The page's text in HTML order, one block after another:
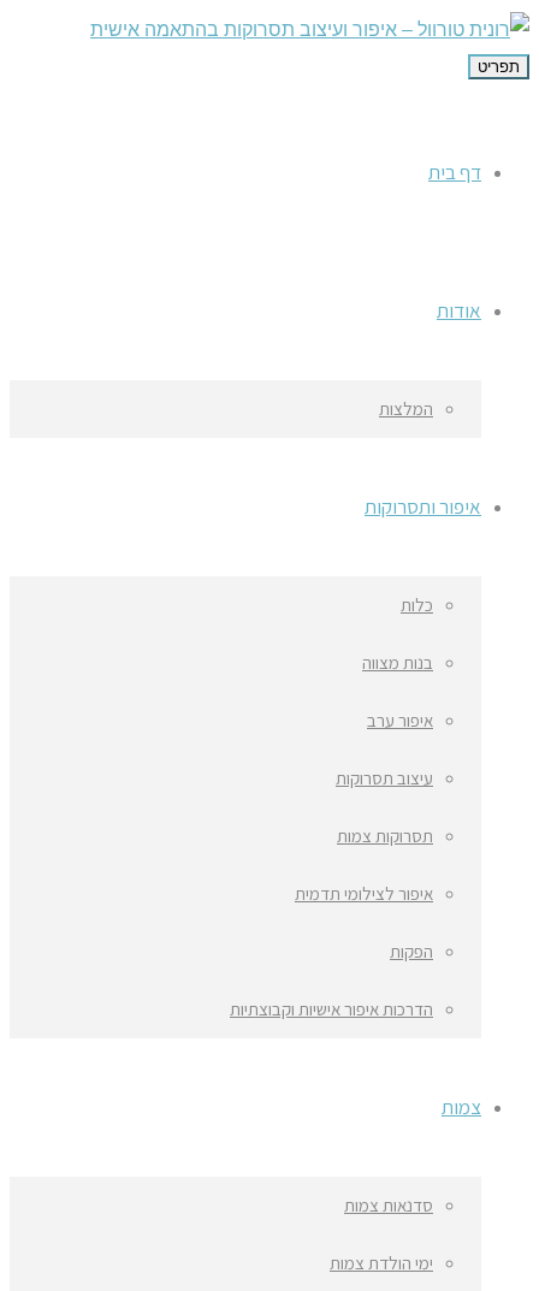
תפריט
דף בית
אודות
המלצות
איפור ותסרוקות
כלות
בנות מצווה
איפור ערב
עיצוב תסרוקות
תסרוקות צמות
איפור לצילומי תדמית
הפקות
הדרכות איפור אישיות וקבוצתיות
צמות
סדנאות צמות
ימי הולדת צמות